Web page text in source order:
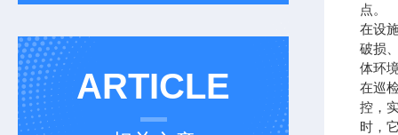
ARTICLE
点。
在设
破损
体环
在巡
控，
时，